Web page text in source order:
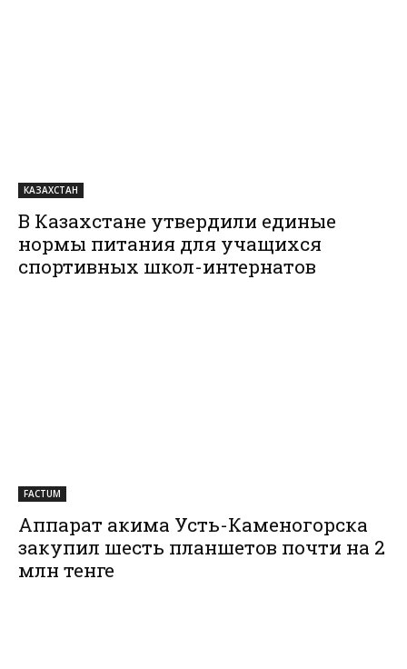
КАЗАХСТАН
В Казахстане утвердили единые
нормы питания для учащихся
спортивных школ-интернатов
FACTUM
Аппарат акима Усть-Каменогорска
закупил шесть планшетов почти на 2
млн тенге